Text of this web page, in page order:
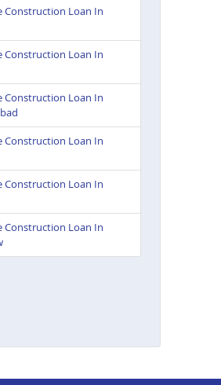
Construction Loan In
Construction Loan In
Construction Loan In
Construction Loan In
Construction Loan In
Construction Loan In